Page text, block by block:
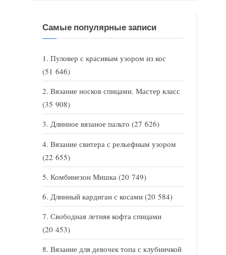
Самые популярные записи
Пуловер с красивым узором из кос
(51 646)
Вязание носков спицами. Мастер класс
(35 908)
Длинное вязаное пальто (27 626)
Вязание свитера с рельефным узором
(22 655)
Комбинезон Мишка (20 749)
Длинный кардиган с косами (20 584)
Свободная летняя кофта спицами
(20 453)
Вязание для девочек топа с клубничкой